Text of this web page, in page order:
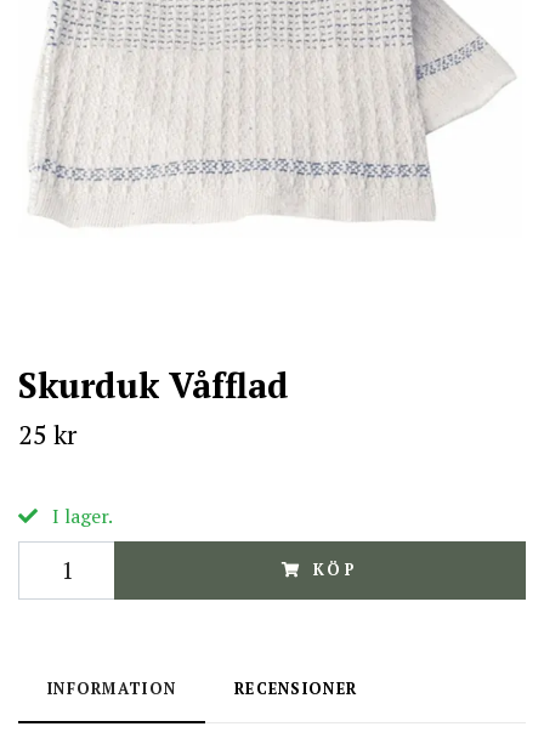
Skurduk Våfflad
25 kr
I lager.
KÖP
INFORMATION RECENSIONER